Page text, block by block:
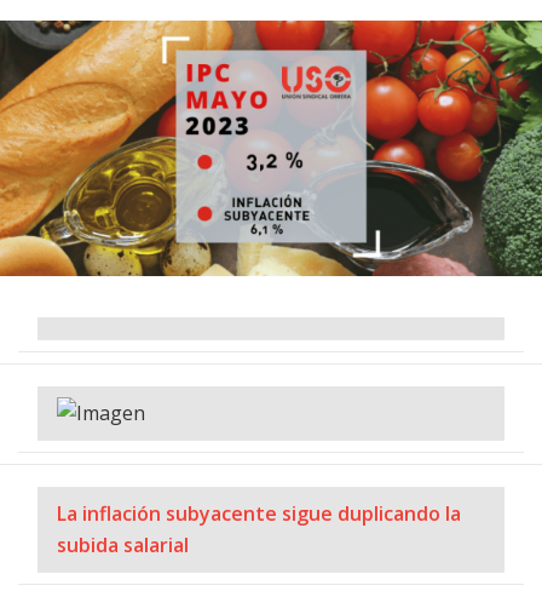
La inflación subyacente sigue duplicando la
subida salarial